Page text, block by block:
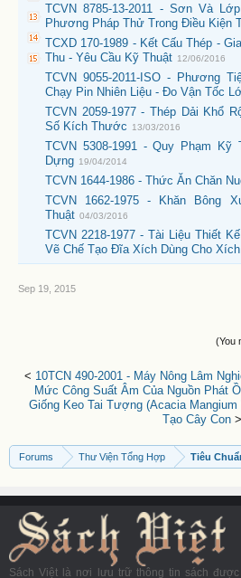
TCVN 8785-13-2011 - Sơn Và
Phương Pháp Thử Trong Điều Kiện
TCXD 170-1989 - Kết Cấu Thép -
Thu - Yêu Cầu Kỹ Thuật 12/06/2016
TCVN 9055-2011-ISO - Phương
Chạy Pin Nhiên Liệu - Đo Vận Tốc
TCVN 2059-1977 - Thép Dải Khổ
Số Kích Thước
13/03/2016
TCVN 5308-1991 - Quy Phạm Kỹ
Dựng 19/04/2014
TCVN 1644-1986 - Thức Ăn Chăn
TCVN 1662-1975 - Khăn Bông
Thuật 04/03/2016
TCVN 2218-1977 - Tài Liệu Thiết
Vẽ Chế Tạo Đĩa Xích Dùng Cho
Sep 19, 2015
(You
< 10TCN 490-2001 - Máy Nông Lâm
Mức Công Suất Âm Của Nguồn Phát
Giống Keo Tai Tượng (Acacia
Tạo Cây Con >
Forums Thư Viện Tổng Hợp Tiêu
Sách Việt là nơi lưu trữ thông tin sách